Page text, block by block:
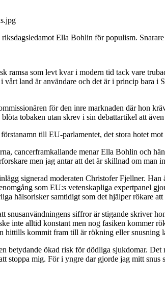
Ella Bohlin för populism.
ramsa som levt kvar i modern tid tack vare
land är användare och det är i princip bara i
för den inre marknaden där hon
tobaken utan skrev i sin debattartikel att
till EU-parlamentet, det stora hotet
cancerframkallande menar Ella Bohlin och
men jag antar att det är skillnad om man
signerad moderaten Christofer Fjellner.
som EU:s vetenskapliga expertpanel
hälsorisker samtidigt som det hjälper rökare att
siffror är stigande skriver
inte alltid konstant men nog fasiken kommer
kommit fram till är rökning eller snusning
betydande ökad risk för dödliga sjukdomar.
mig. För i yngre dar gjorde jag mitt snus